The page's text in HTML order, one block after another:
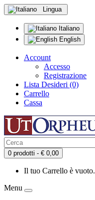
Lingua
Italiano
English
Account
Accesso
Registrazione
Lista Desideri (0)
Carrello
Cassa
0 prodotti - € 0,00
Il tuo Carrello è vuoto.
Menu